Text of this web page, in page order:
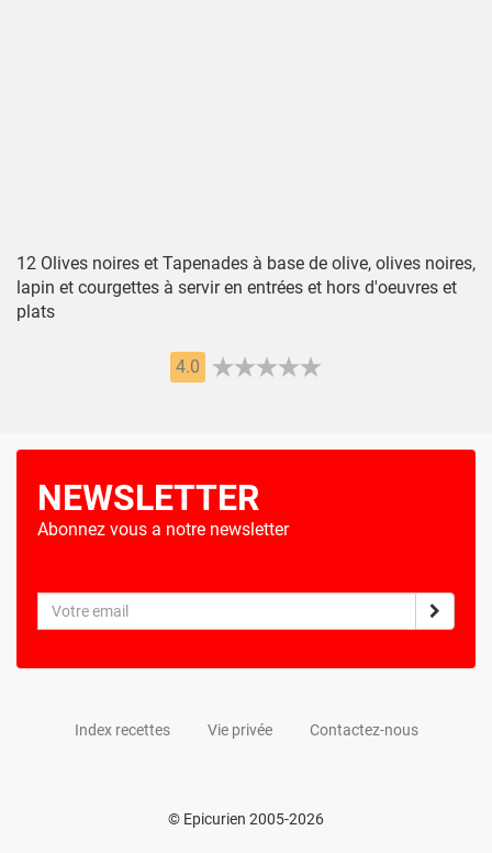
12 Olives noires et Tapenades à base de olive, olives noires,
lapin et courgettes à servir en entrées et hors d'oeuvres et
plats
4.0
NEWSLETTER
Abonnez vous a notre newsletter
Index recettes Vie privée Contactez-nous
© Epicurien 2005-2026